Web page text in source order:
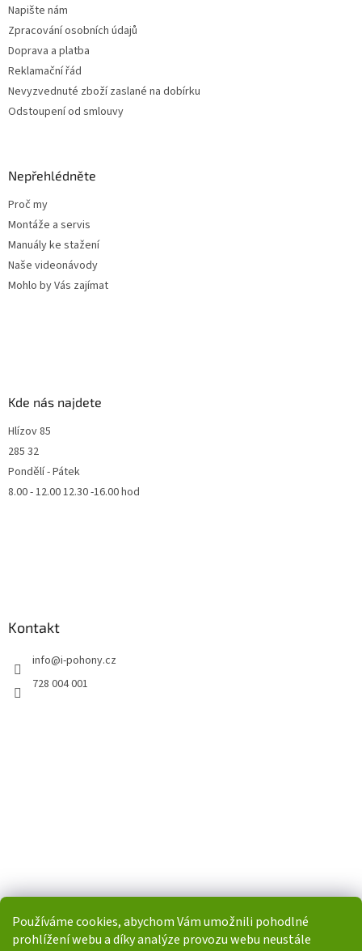
Používáme cookies, abychom Vám umožnili pohodlné
prohlížení webu a díky analýze provozu webu neustále
Napište nám
Zpracování osobních údajů
Doprava a platba
Reklamační řád
Nevyzvednuté zboží zaslané na dobírku
Odstoupení od smlouvy
Nepřehlédněte
Proč my
Montáže a servis
Manuály ke stažení
Naše videonávody
Mohlo by Vás zajímat
Kde nás najdete
Hlízov 85
285 32
Pondělí - Pátek
8.00 - 12.00 12.30 -16.00 hod
Kontakt
info@i-pohony.cz
728 004 001